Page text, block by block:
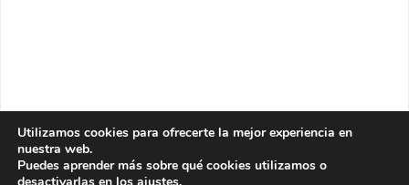
Utilizamos cookies para ofrecerte la mejor experiencia en
nuestra web.
Puedes aprender más sobre qué cookies utilizamos o